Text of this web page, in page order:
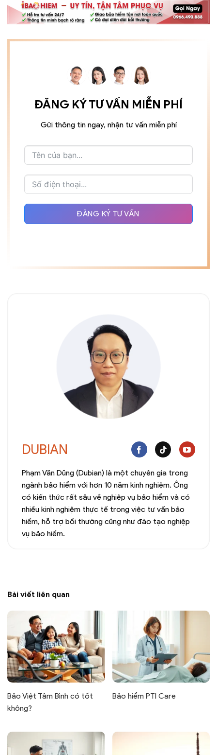
ĐĂNG KÝ TƯ VẤN MIỄN PHÍ
Gửi thông tin ngay, nhận tư vấn miễn phí
ĐĂNG KÝ TƯ VẤN
DUBIAN
Phạm Văn Dũng (Dubian) là một chuyên gia trong
ngành bảo hiểm với hơn 10 năm kinh nghiệm. Ông
có kiến thức rất sâu về nghiệp vụ bảo hiểm và có
nhiều kinh nghiệm thực tế trong việc tư vấn bảo
hiểm, hỗ trợ bồi thường cũng như đào tạo nghiệp
vụ bảo hiểm.
Bài viết liên quan
Bảo Việt Tâm Bình có tốt
không?
Bảo hiểm PTI Care